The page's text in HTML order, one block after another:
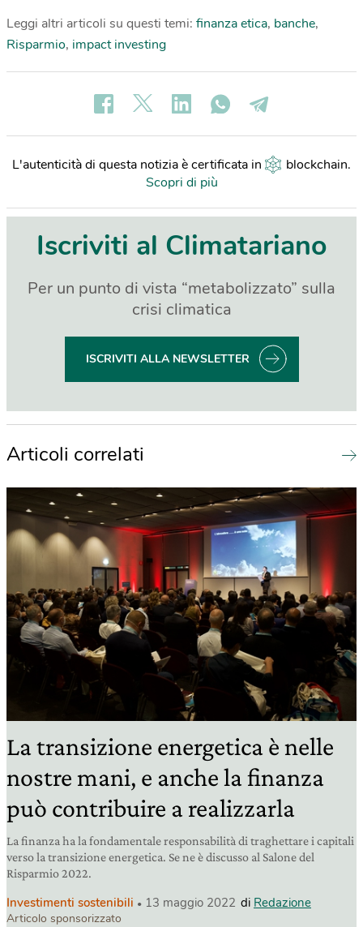
Leggi altri articoli su questi temi: finanza etica, banche,
Risparmio, impact investing
L'autenticità di questa notizia è certificata in blockchain.
Scopri di più
Iscriviti al Climatariano
Per un punto di vista “metabolizzato” sulla
crisi climatica
ISCRIVITI ALLA NEWSLETTER
Articoli correlati
La transizione energetica è nelle
nostre mani, e anche la finanza
può contribuire a realizzarla
La finanza ha la fondamentale responsabilità di traghettare i capitali
verso la transizione energetica. Se ne è discusso al Salone del
Risparmio 2022.
Investimenti sostenibili 13 maggio 2022 di Redazione
Articolo sponsorizzato